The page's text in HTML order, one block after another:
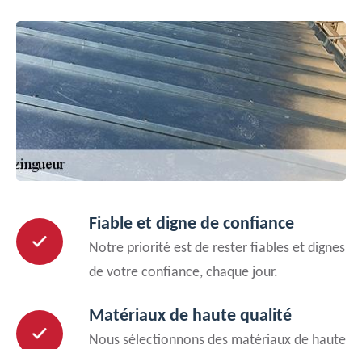
Fiable et digne de confiance
Notre priorité est de rester fiables et dignes
de votre confiance, chaque jour.
Matériaux de haute qualité
Nous sélectionnons des matériaux de haute